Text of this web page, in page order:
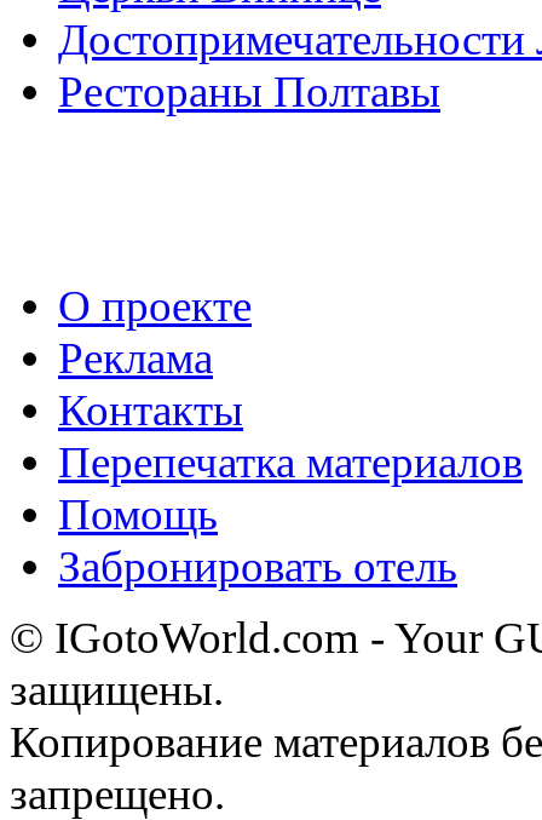
Достопримечательности
Рестораны Полтавы
О проекте
Реклама
Контакты
Перепечатка материалов
Помощь
Забронировать отель
© IGotoWorld.com - Your
защищены.
Копирование материалов
запрещено.